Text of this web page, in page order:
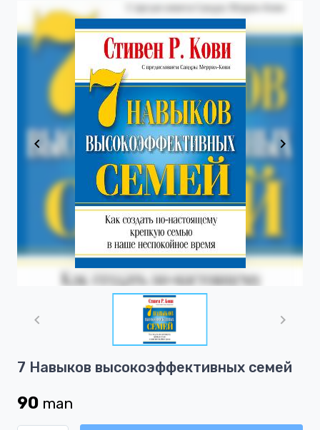
1
1
7 Навыков высокоэффективных семей
90 man